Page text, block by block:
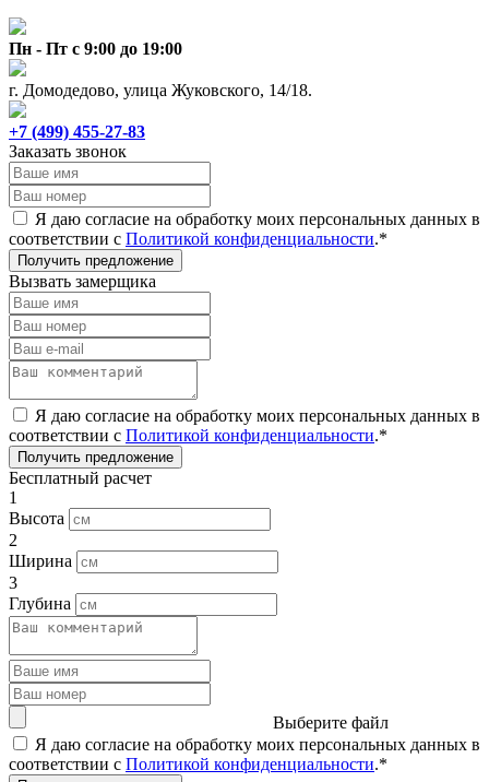
Пн - Пт с 9:00 до 19:00
г. Домодедово, улица Жуковского, 14/18.
+7 (499) 455-27-83
Заказать звонок
Я даю согласие на обработку моих персональных данных в
соответствии с Политикой конфиденциальности.*
Получить предложение
Вызвать замерщика
Я даю согласие на обработку моих персональных данных в
соответствии с Политикой конфиденциальности.*
Получить предложение
Бесплатный расчет
1
Высота
2
Ширина
3
Глубина
Выберите файл
Я даю согласие на обработку моих персональных данных в
соответствии с Политикой конфиденциальности.*